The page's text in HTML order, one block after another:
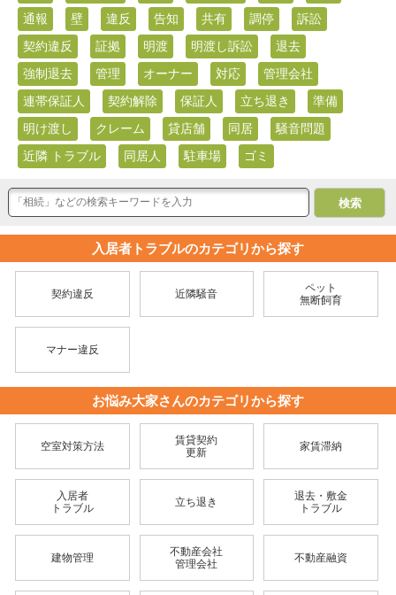
通報
壁 違反 告知 共有 調停
訴訟
契約違反
証拠 明渡 明渡し訴訟
退去
強制退去
管理 オーナー 対応
管理会社
連帯保証人
契約解除 保証人 立ち退き
準備
明け渡し
クレーム 貸店舗 同居
騒音問題
近隣 トラブル
同居人 駐車場 ゴミ
入居者トラブルのカテゴリから探す
契約違反 近隣騒音
ペット
無断飼育
マナー違反
お悩み大家さんのカテゴリから探す
空室対策方法
賃貸契約
更新
家賃滞納
入居者
トラブル
立ち退き
退去・敷金
トラブル
建物管理
不動産会社
管理会社
不動産融資